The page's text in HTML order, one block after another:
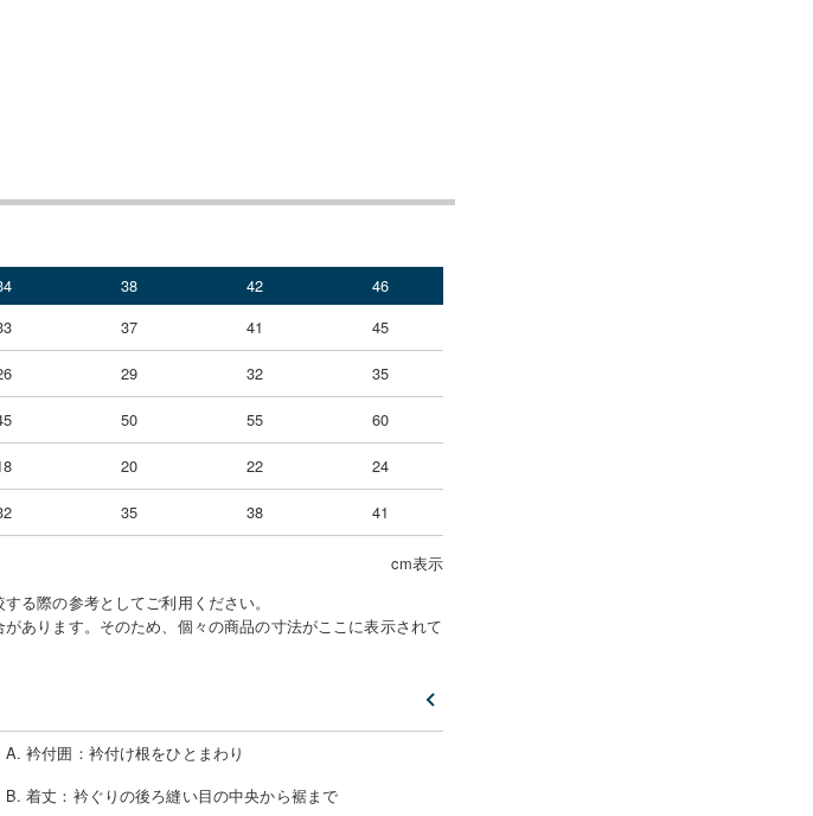
38 42
46
37 41 45
29 32 35
50 55 60
20 22 24
35 38 41
cm表示
る際の参考としてご利用ください。
あります。そのため、個々の商品の寸法がここに表示されて
A. 衿付囲 ： 衿付け根をひとまわり
B. 着丈 ： 衿ぐりの後ろ縫い目の中央から裾まで